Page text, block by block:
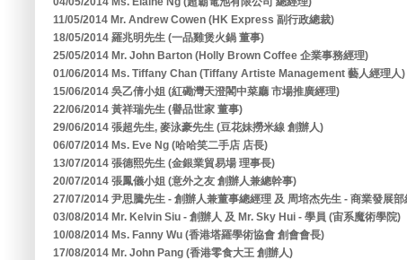
11/05/2014 Mr. Andrew Cowen (HK Express 副行政總裁)
18/05/2014 羅兆明先生 (一品雞煲火鍋 董事)
25/05/2014 Mr. John Barton (Holly Brown Coffee 企業事務經理)
01/06/2014 Ms. Tiffany Chan (Tiffany Artiste Management 藝人經理人)
15/06/2014 吳乙倩小姐 (紅磡灣天澄閣中菜廳 市場推廣經理)
22/06/2014 黃祥瑞先生 (譽品世家 董事)
29/06/2014 張超先生, 麥泳豪先生 (豆花妹撈米線 創辦人)
06/07/2014 Ms. Eve Ng (哈哈笑二手店 店長)
13/07/2014 張德熙先生 (金銀業貿易場 理事長)
20/07/2014 張鳳儀小姐 (意外之友 創辦人兼總幹事)
27/07/2014 尹思騰先生 - 創辦人兼董事總經理 及 周培杰先生 - 商業發展
03/08/2014 Mr. Kelvin Siu - 創辦人 及 Mr. Sky Hui - 學員 (宙系魔術學院)
10/08/2014 Ms. Fanny Wu (香港塔羅學術協會 創會會長)
17/08/2014 Mr. John Pang (香港零食大王 創辦人)